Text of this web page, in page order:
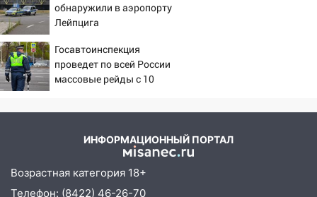
23:27
Прокуратура проверяет
капремонт школы в посёлке Налейка
22:33
Прокуратура проверяет
спортивные объекты в Старой Майне
21:01
кровь: День донора пройдёт 6 августа
Ульяновская область девятую
неделю подряд удерживает самые
низкие цены на подсолнечное масло
19:33 Коровы-рекордсменки: в
обнаружили в аэропорту
Лейпцига
Госавтоинспекция
проведет по всей России
массовые рейды с 10
ИНФОРМАЦИОННЫЙ ПОРТАЛ
Возрастная категория 18+
Телефон: (8422) 46-26-70